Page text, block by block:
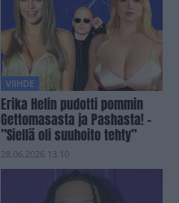
VIIHDE
Erika Helin pudotti pommin
Gettomasasta ja Pashasta! –
”Siellä oli suuhoito tehty”
28.06.2026 13.10